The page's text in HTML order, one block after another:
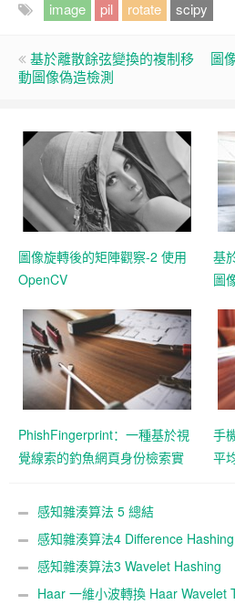
image pil rotate scipy
基於離散餘弦變換的複制移
動圖像偽造檢測
圖
圖像旋轉後的矩陣觀察-2 使用
OpenCV
基
圖
PhishFingerprint：一種基於視
覺線索的釣魚網頁身份檢索實
手
平
感知雜湊算法 5 總結
感知雜湊算法4 Difference Hashing
感知雜湊算法3 Wavelet Hashing
Haar 一維小波轉換 Haar Wavelet